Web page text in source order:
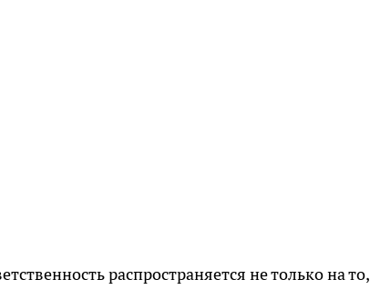
распространяется не только на то,